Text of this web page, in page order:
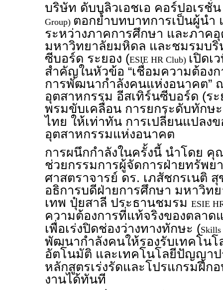
บริษัท ดับบลิวเอชเอ คอร์ปอเรชั่
Group) ตอกย้ำบทบาทการเป็นผู้นำ
ระหว่างภาคการศึกษา และภาค
มหาวิทยาลัยมหิดล และชมรมบริ
ซีบอร์ด ระยอง (ESIE HR Club) เปิดเ
สำคัญในหัวข้อ “เชื่อมความต้อง
การพัฒนากำลังคนแห่งอนาคต”
อุตสาหกรรม อีสเทิร์นซีบอร์ด (ร
พรมขับเคลื่อน การยกระดับทักษ
ไทย ให้เท่าทัน การเปลี่ยนแปลง
อุตสาหกรรมแห่งอนาคต
การผนึกกำลังในครั้งนี้ นำโดย
ช่วยกรรมการผู้จัดการฝ่ายทรัพ
ศาสตราจารย์ ดร. เภสัชกรเนติ
อธิการบดีฝ่ายการศึกษา มหาวิท
เทพ ปุ๋ยสาลี ประธานชมรม ESIE
ความต้องการที่แท้จริงของตลาด
เพื่อเร่งปิดช่องว่างทางทักษะ (
พัฒนากำลังคนให้รองรับเทคโน
อัตโนมัติ และเทคโนโลยีปัญญาป
หลักสูตรเร่งรัดและโปรแกรมฝึก
งานได้ทันที